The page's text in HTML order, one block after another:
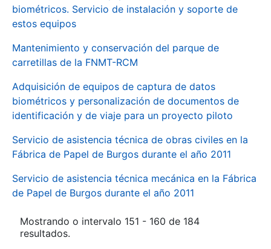
biométricos. Servicio de instalación y soporte de
estos equipos
Mantenimiento y conservación del parque de
carretillas de la FNMT-RCM
Adquisición de equipos de captura de datos
biométricos y personalización de documentos de
identificación y de viaje para un proyecto piloto
Servicio de asistencia técnica de obras civiles en la
Fábrica de Papel de Burgos durante el año 2011
Servicio de asistencia técnica mecánica en la Fábrica
de Papel de Burgos durante el año 2011
Mostrando o intervalo 151 - 160 de 184
resultados.